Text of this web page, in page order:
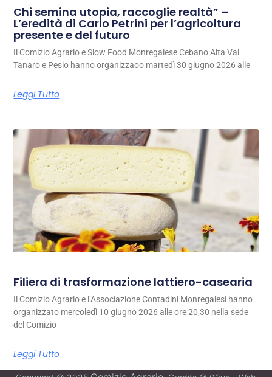
Chi semina utopia, raccoglie realtà” –
L’eredità di Carlo Petrini per l’agricoltura
presente e del futuro
Il Comizio Agrario e Slow Food Monregalese Cebano Alta Val
Tanaro e Pesio hanno organizzaoo martedì 30 giugno 2026 alle
Leggi Tutto
Filiera di trasformazione lattiero-casearia
Il Comizio Agrario e l’Associazione Contadini Monregalesi hanno
organizzato mercoledì 10 giugno 2026 alle ore 20,30 nella sede
del Comizio
Leggi Tutto